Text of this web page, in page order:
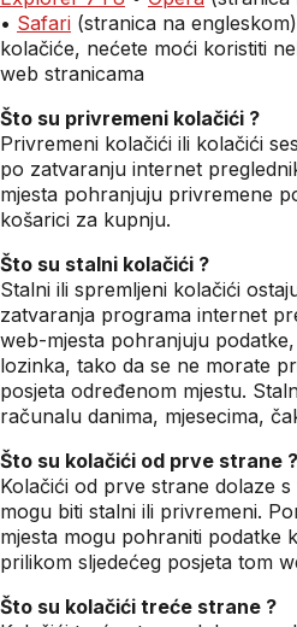
• Safari (stranica na
kolačiće, nećete moći koristiti
web stranicama
Što su privremeni kolačići ?
Privremeni kolačići ili kolačići
po zatvaranju internet
mjesta pohranjuju privremene
košarici za kupnju.
Što su stalni kolačići ?
Stalni ili spremljeni kolačići
zatvaranja programa internet
web-mjesta pohranjuju
lozinka, tako da se ne morate
posjeta određenom mjestu.
računalu danima, mjesecima,
Što su kolačići od prve strane ?
Kolačići od prve strane dolaze
mogu biti stalni ili privremeni.
mjesta mogu pohraniti podatke
prilikom sljedećeg posjeta tom
Što su kolačići treće strane ?